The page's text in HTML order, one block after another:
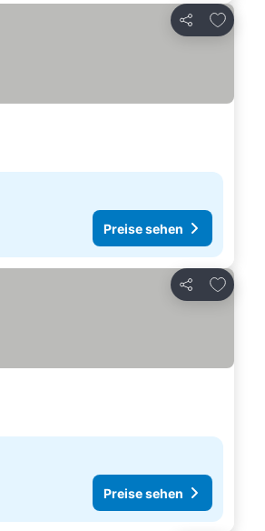
Teilen
Zu
Preise sehen
Teilen
Zu
Preise sehen